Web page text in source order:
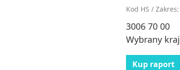
Kod HS / Zakres:
3006 70 00
Wybrany kraj
Kup raport